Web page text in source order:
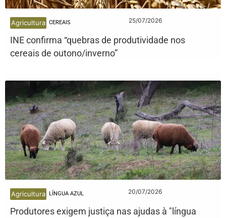
Agricultura CEREAIS 25/07/2026
INE confirma “quebras de produtividade nos
cereais de outono/inverno”
Agricultura LÍNGUA AZUL 20/07/2026
Produtores exigem justiça nas ajudas à "língua